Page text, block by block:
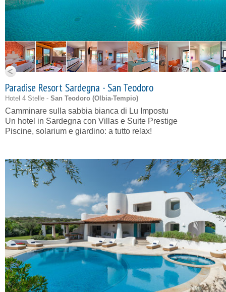
Paradise Resort Sardegna - San Teodoro
Hotel 4 Stelle - San Teodoro (Olbia-Tempio)
Camminare sulla sabbia bianca di Lu Impostu
Un hotel in Sardegna con Villas e Suite Prestige
Piscine, solarium e giardino: a tutto relax!